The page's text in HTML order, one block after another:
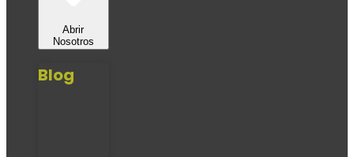
Abrir
Nosotros
Blog